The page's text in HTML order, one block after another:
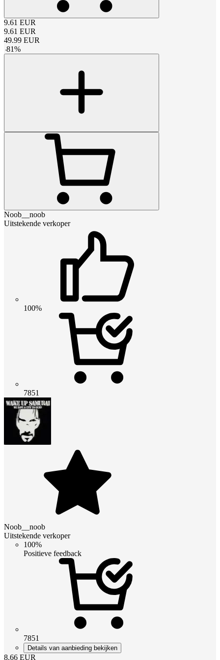
9.61 EUR
9.61 EUR
49.99 EUR
-81%
Noob__noob
Uitstekende verkoper
100%
7851
Noob__noob
Uitstekende verkoper
100%
Positieve feedback
7851
Details van aanbieding bekijken
8.66 EUR